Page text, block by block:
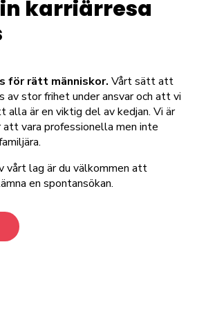
karriärresa
för rätt människor. Vårt sätt att
av stor frihet under ansvar och att vi
alla är en viktig del av kedjan. Vi är
vara professionella men inte
vårt lag är du välkommen att
en spontansökan.